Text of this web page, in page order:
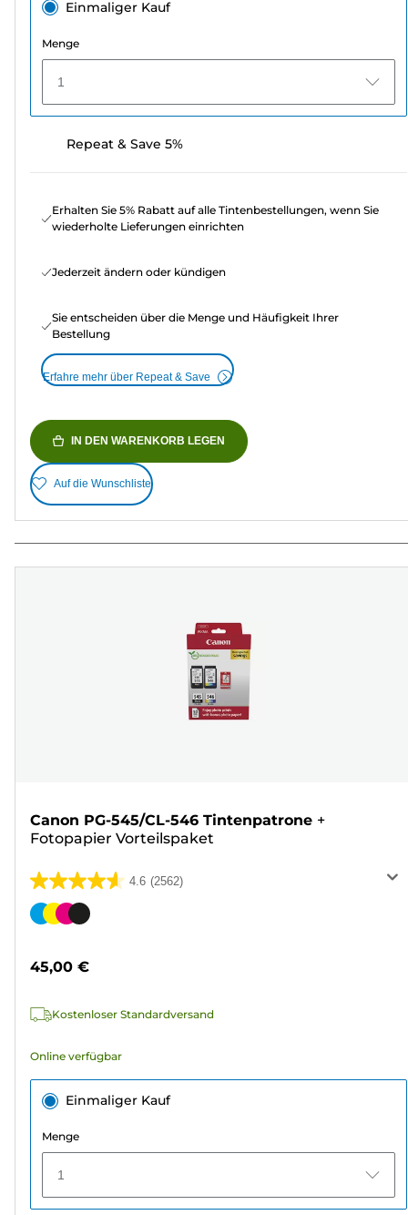
Einmaliger Kauf
Menge
1
Repeat & Save 5%
Erhalten Sie 5% Rabatt auf alle Tintenbestellungen, wenn Sie
wiederholte Lieferungen einrichten
Jederzeit ändern oder kündigen
Sie entscheiden über die Menge und Häufigkeit Ihrer
Bestellung
Erfahre mehr über Repeat & Save
IN DEN WARENKORB LEGEN
Auf die Wunschliste
Canon PG-545/CL-546 Tintenpatrone +
Fotopapier Vorteilspaket
4.6 (2562)
4.6
von
2562
Farbpatrone
45,00 €
Kostenloser Standardversand
Online verfügbar
Einmaliger Kauf
Menge
1